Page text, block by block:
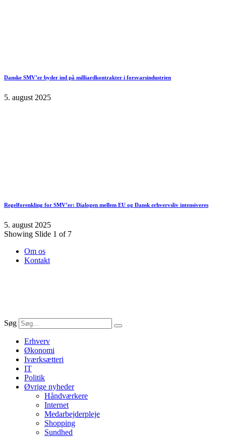
Danske SMV’er byder ind på milliardkontrakter i forsvarsindustrien
5. august 2025
Regelforenkling for SMV’er: Dialogen mellem EU og Dansk erhvervsliv intensiveres
5. august 2025
Showing Slide 1 of 7
Om os
Kontakt
Søg
Erhverv
Økonomi
Iværksætteri
IT
Politik
Øvrige nyheder
Håndværkere
Internet
Medarbejderpleje
Shopping
Sundhed